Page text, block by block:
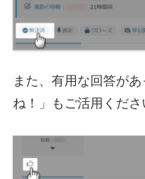
また、有用な回答が
ね！」もご活用くださ